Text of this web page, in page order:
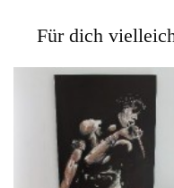
Für dich